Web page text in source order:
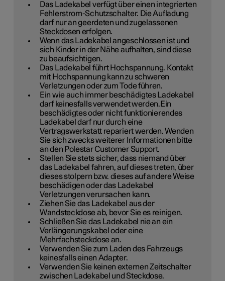
Das Ladekabel verfügt über einen integrierten
Fehlerstrom-Schutzschalter. Die Aufladung
darf nur an geerdeten und zugelassenen
Steckdosen erfolgen.
Wenn das Ladekabel angeschlossen ist und
sich Kinder in der Nähe aufhalten, sind diese
zu beaufsichtigen.
Das Ladekabel führt Hochspannung. Kontakt
mit Hochspannung kann zu schweren
Verletzungen oder zum Tode führen.
Ein wie auch immer beschädigtes Ladekabel
darf keinesfalls verwendet werden.Ein
beschädigtes oder nicht funktionierendes
Ladekabel darf nur durch eine
Vertragswerkstatt repariert werden. Wenden
Sie sich zwecks weiterer Informationen bitte
an den Polestar Customer Support.
Stellen Sie stets sicher, dass niemand über
das Ladekabel fahren, auf dieses treten, über
dieses stolpern bzw. dieses auf andere Weise
beschädigen oder das Ladekabel
Verletzungen verursachen kann.
Ziehen Sie das Ladekabel aus der
Wandsteckdose ab, bevor Sie es reinigen.
Schließen Sie das Ladekabel nie an ein
Verlängerungskabel oder eine
Mehrfachsteckdose an.
Verwenden Sie zum Laden des Fahrzeugs
keinesfalls einen Adapter.
Verwenden Sie keinen externen Zeitschalter
zwischen Ladekabel und Steckdose.